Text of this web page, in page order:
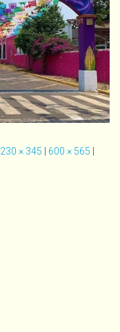
230 × 345 600 × 565